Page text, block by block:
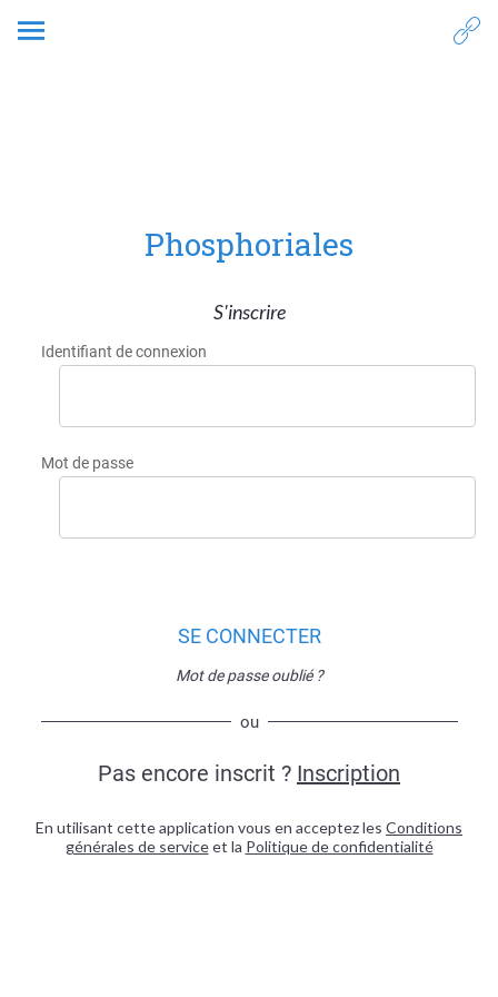
Phosphoriales
S'inscrire
Identifiant de connexion
Mot de passe
SE CONNECTER
Mot de passe oublié ?
ou
Pas encore inscrit ? Inscription
En utilisant cette application vous en acceptez les Conditions
générales de serviceet la Politique de confidentialité